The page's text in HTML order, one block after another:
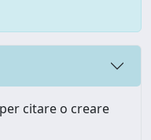
citare o creare